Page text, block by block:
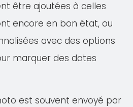
être ajoutées à celles
encore en bon état, ou
avec des options
marquer des dates
est souvent envoyé par